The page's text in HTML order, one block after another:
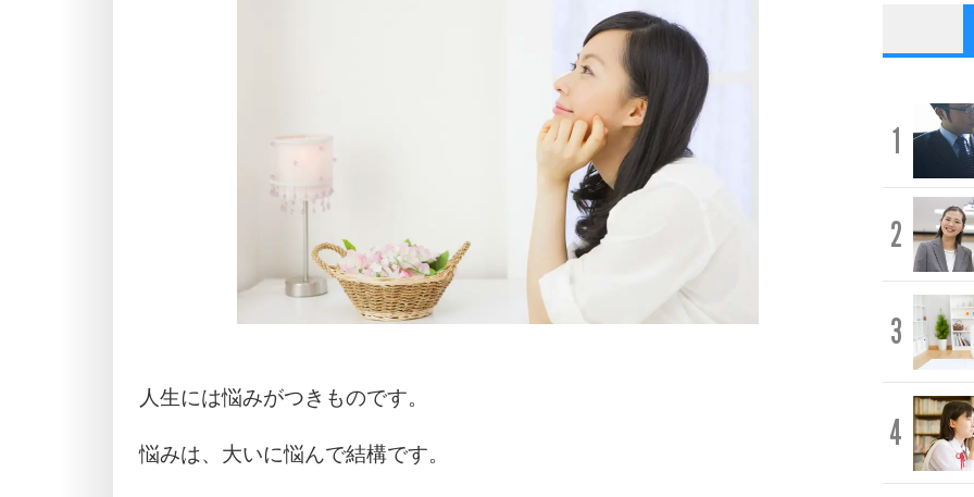
人生には悩みがつきものです。
悩みは、大いに悩んで結構です。
1
2
3
4